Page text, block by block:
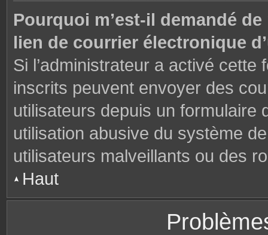
Pourquoi m’est-il demandé
lien de courrier électronique
Si l’administrateur a activé
inscrits peuvent envoyer des
utilisateurs depuis un formulaire
utilisation abusive du système
utilisateurs malveillants ou des
Haut